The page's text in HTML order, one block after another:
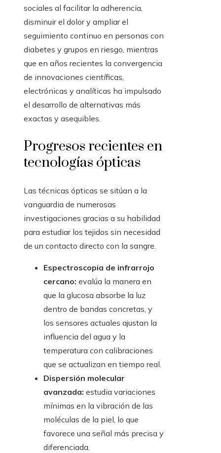
sociales al facilitar la adherencia,
disminuir el dolor y ampliar el
seguimiento continuo en personas con
diabetes y grupos en riesgo, mientras
que en años recientes la convergencia
de innovaciones científicas,
electrónicas y analíticas ha impulsado
el desarrollo de alternativas más
exactas y asequibles.
Progresos recientes en
tecnologías ópticas
Las técnicas ópticas se sitúan a la
vanguardia de numerosas
investigaciones gracias a su habilidad
para estudiar los tejidos sin necesidad
de un contacto directo con la sangre.
Espectroscopia de infrarrojo
cercano: evalúa la manera en
que la glucosa absorbe la luz
dentro de bandas concretas, y
los sensores actuales ajustan la
influencia del agua y la
temperatura con calibraciones
que se actualizan en tiempo real.
Dispersión molecular
avanzada: estudia variaciones
mínimas en la vibración de las
moléculas de la piel, lo que
favorece una señal más precisa y
diferenciada.